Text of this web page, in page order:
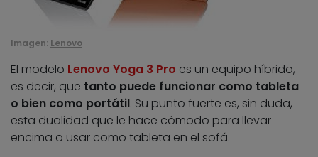
Imagen: Lenovo
El modelo Lenovo Yoga 3 Pro es un equipo híbrido,
es decir, que tanto puede funcionar como tableta
o bien como portátil. Su punto fuerte es, sin duda,
esta dualidad que le hace cómodo para llevar
encima o usar como tableta en el sofá.